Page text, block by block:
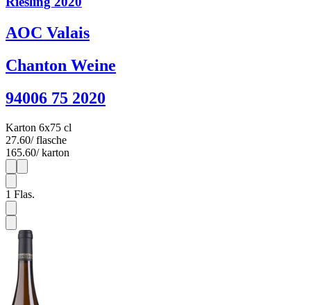
AOC Valais
Chanton Weine
94006 75 2020
Karton 6x75 cl
27.60/ flasche
165.60/ karton
1
1 Flas.